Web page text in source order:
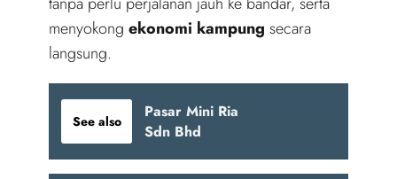
menyokong ekonomi kampung secara
langsung.
See also
Pasar Mini Ria
Sdn Bhd